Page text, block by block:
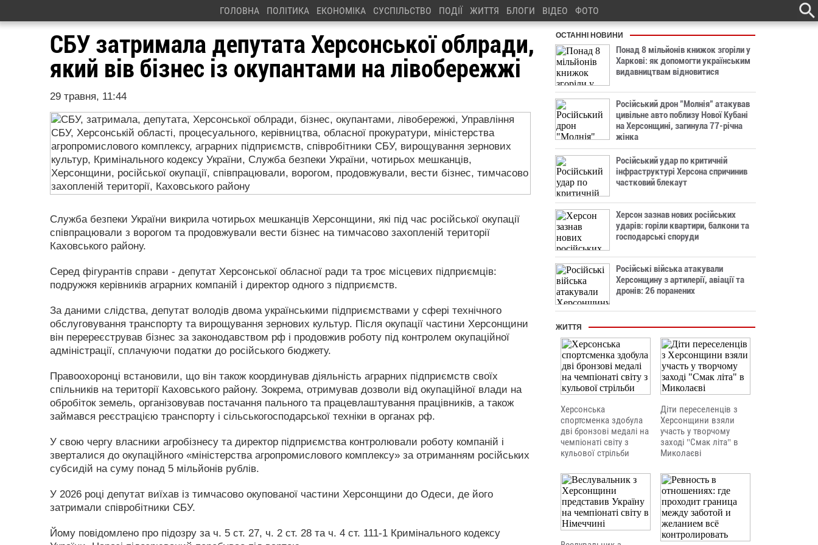
ГОЛОВНА ПОЛІТИКА ЕКОНОМІКА СУСПІЛЬСТВО ПОДІЇ ЖИТТЯ БЛОГИ ВІДЕО ФОТО
СБУ затримала депутата Херсонської облради,
який вів бізнес із окупантами на лівобережжі
29 травня, 11:44
Служба безпеки України викрила чотирьох мешканців Херсонщини, які під час російської окупації
співпрацювали з ворогом та продовжували вести бізнес на тимчасово захопленій території
Каховського району.
Серед фігурантів справи - депутат Херсонської обласної ради та троє місцевих підприємців:
подружжя керівників аграрних компаній і директор одного з підприємств.
За даними слідства, депутат володів двома українськими підприємствами у сфері технічного
обслуговування транспорту та вирощування зернових культур. Після окупації частини Херсонщини
він перереєстрував бізнес за законодавством рф і продовжив роботу під контролем окупаційної
адміністрації, сплачуючи податки до російського бюджету.
Правоохоронці встановили, що він також координував діяльність аграрних підприємств своїх
спільників на території Каховського району. Зокрема, отримував дозволи від окупаційної влади на
обробіток земель, організовував постачання пального та працевлаштування працівників, а також
займався реєстрацією транспорту і сільськогосподарської техніки в органах рф.
У свою чергу власники агробізнесу та директор підприємства контролювали роботу компаній і
зверталися до окупаційного «міністерства агропромислового комплексу» за отриманням російських
субсидій на суму понад 5 мільйонів рублів.
У 2026 році депутат виїхав із тимчасово окупованої частини Херсонщини до Одеси, де його
затримали співробітники СБУ.
Йому повідомлено про підозру за ч. 5 ст. 27, ч. 2 ст. 28 та ч. 4 ст. 111-1 Кримінального кодексу
ОСТАННІ НОВИНИ
Понад 8 мільйонів книжок згоріли у
Харкові: як допомогти українським
видавництвам відновитися
Російський дрон "Молнія" атакував
цивільне авто поблизу Нової Кубані
на Херсонщині, загинула 77-річна
жінка
Російський удар по критичній
інфраструктурі Херсона спричинив
частковий блекаут
Херсон зазнав нових російських
ударів: горіли квартири, балкони та
господарські споруди
Російські війська атакували
Херсонщину з артилерії, авіації та
дронів: 26 поранених
ЖИТТЯ
Херсонська
спортсменка здобула
дві бронзові медалі на
чемпіонаті світу з
кульової стрільби
Діти переселенців з
Херсонщини взяли
участь у творчому
заході "Смак літа" в
Миколаєві